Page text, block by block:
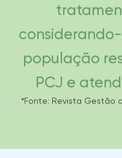
população
PCJ e
*Fonte: Revista Gestão